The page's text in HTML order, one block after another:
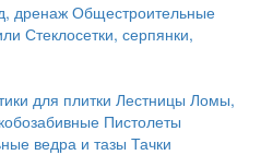
дренаж Общестроительные
Стеклосетки, серпянки,
для плитки Лестницы Ломы,
Пистолеты
ведра и тазы Тачки